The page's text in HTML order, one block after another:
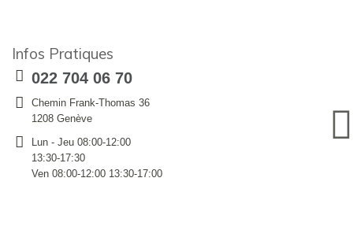
Infos Pratiques
022 704 06 70
Chemin Frank-Thomas 36
1208 Genève
Lun - Jeu 08:00-12:00
13:30-17:30
Ven 08:00-12:00 13:30-17:00